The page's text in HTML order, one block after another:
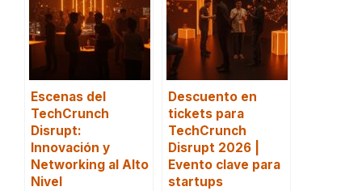
Escenas del
TechCrunch
Disrupt:
Innovación y
Networking al Alto
Nivel
Descuento en
tickets para
TechCrunch
Disrupt 2026 |
Evento clave para
startups